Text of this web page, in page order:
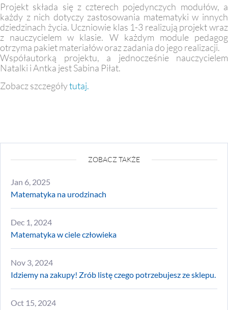
Projekt składa się z czterech pojedynczych modułów, a
każdy z nich dotyczy zastosowania matematyki w innych
dziedzinach życia. Uczniowie klas 1-3 realizują projekt wraz
z nauczycielem w klasie. W każdym module pedagog
otrzyma pakiet materiałów oraz zadania do jego realizacji.
Współautorką projektu, a jednocześnie nauczycielem
Natalki i Antka jest Sabina Piłat.
Zobacz szczegółytutaj.
ZOBACZ TAKŻE
Jan 6, 2025
Matematyka na urodzinach
Dec 1, 2024
Matematyka w ciele człowieka
Nov 3, 2024
Idziemy na zakupy! Zrób listę czego potrzebujesz ze sklepu.
Oct 15, 2024